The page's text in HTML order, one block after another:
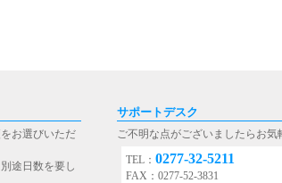
お選びいただ
途日数を要し
サポートデスク
ご不明な点がございましたらお気
TEL： 0277-32-5211
FAX：0277-52-3831